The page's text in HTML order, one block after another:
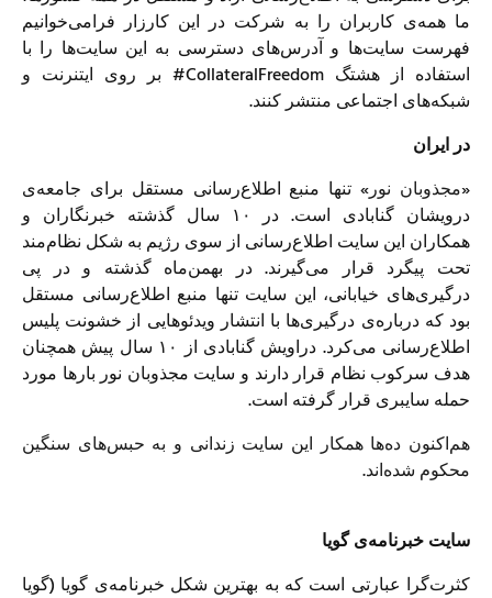
ما همه‌ی کاربران را به شرکت در این کارزار فرامی‌خوانیم
فهرست سایت‌ها و آدرس‌های دسترسی به این سایت‌ها را با
استفاده از هشتگ CollateralFreedom# بر روی ایتنرنت و
شبکه‌های اجتماعی منتشر کنند.
در ایران
«مجذوبان نور» تنها منبع اطلاع‌رسانی مستقل برای جامعه‌ی
درویشان گنابادی است. در ۱۰ سال گذشته خبرنگاران و
همکاران این سایت اطلاع‌رسانی از سوی رژیم به شکل نظام‌مند
تحت پیگرد قرار می‌گیرند. در بهمن‌ماه گذشته و در پی
درگیری‌های خیابانی، این سایت تنها منبع اطلاع‌رسانی مستقل
بود که درباره‌ی درگیری‌ها با انتشار ویدئو‌هایی از خشونت پلیس
اطلاع‌رسانی می‌کرد. دراویش گنابادی از ۱۰ سال پیش همچنان
هدف سرکوب نظام قرار دارند و سایت مجذوبان نور بارها مورد
حمله سایبری قرار گرفته است.
هم‌اکنون ده‌ها همکار این سایت زندانی و به حبس‌های سنگین
محکوم شده‌اند.
سایت خبرنامه‌ی گویا
کثرت‌گرا عبارتی است که به بهترین شکل خبرنامه‌ی گویا (گویا